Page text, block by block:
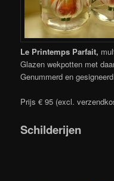
Le Printemps Parfait,
Glazen wekpotten met
Genummerd en
Prijs € 95 (excl.
Schilderijen